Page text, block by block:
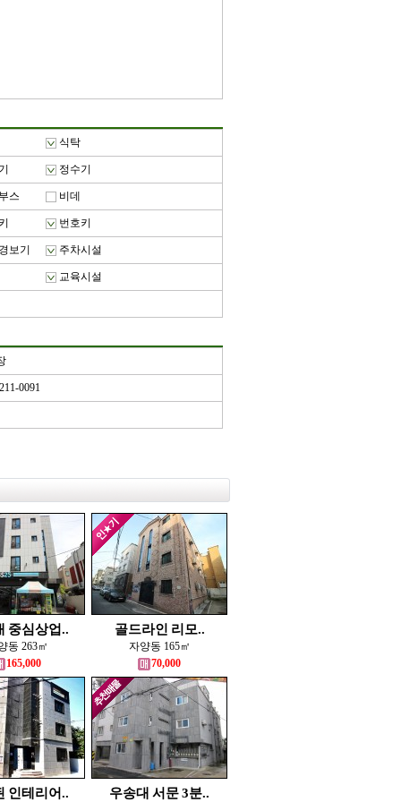
식탁
정수기
스 비데
번호키
보기 주차시설
교육시설
0091
중심상업..
동 263㎡
165,000
골드라인 리모..
자양동 165㎡
70,000
인테리어.. 우송대 서문 3분..